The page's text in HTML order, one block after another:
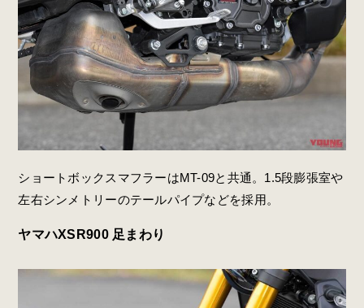
ショートボックスマフラーはMT-09と共通。1.5段膨張室や
左右シンメトリーのテールパイプなどを採用。
ヤマハXSR900 足まわり